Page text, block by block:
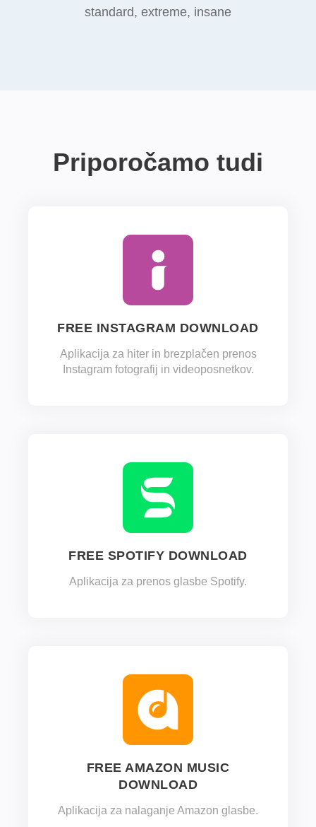
standard, extreme, insane
Priporočamo tudi
FREE INSTAGRAM DOWNLOAD
Aplikacija za hiter in brezplačen prenos
Instagram fotografij in videoposnetkov.
FREE SPOTIFY DOWNLOAD
Aplikacija za prenos glasbe Spotify.
FREE AMAZON MUSIC
DOWNLOAD
Aplikacija za nalaganje Amazon glasbe.